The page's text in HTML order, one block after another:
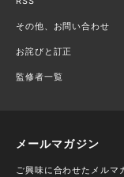
その他、お問い合わせ
お詫びと訂正
監修者一覧
メールマガジン
ご興味に合わせたメルマ